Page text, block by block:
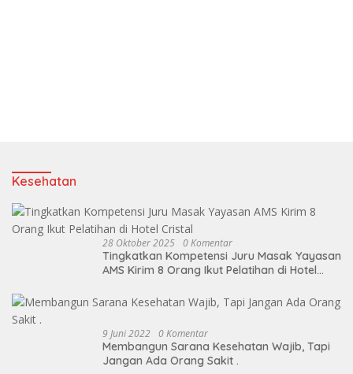
Kesehatan
28 Oktober 2025 0 Komentar
Tingkatkan Kompetensi Juru Masak Yayasan
AMS Kirim 8 Orang Ikut Pelatihan di Hotel
9 Juni 2022 0 Komentar
Membangun Sarana Kesehatan Wajib, Tapi
Jangan Ada Orang Sakit .